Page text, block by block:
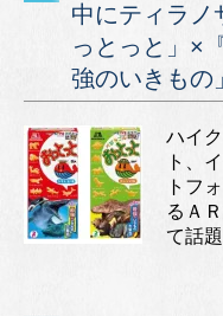
中にティラノ
っとっと」×
強のいきもの
ハイ
ト、
トフ
るＡ
て話